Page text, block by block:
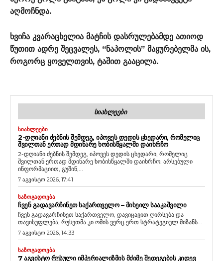
აღმოჩნდა.
ხვიჩა კვარაცხელია მატჩის დასრულებამდე ათიოდ
წუთით ადრე შეცვალეს, “ნაპოლის” მაყურებელმა ის,
როგორც ყოველთვის, ტაშით გააცილა.
ᲡᲘᲐᲮᲚᲔᲔᲑᲘ
ᲡᲘᲐᲮᲚᲔᲔᲑᲘ
2-ᲓᲦᲘᲐᲜᲘ ᲫᲔᲑᲜᲘᲡ ᲨᲔᲛᲓᲔᲒ, ᲘᲞᲝᲕᲔᲡ ᲓᲔᲓᲘᲡ ᲪᲮᲔᲓᲐᲠᲘ, ᲠᲝᲛᲔᲚᲘᲪ
ᲨᲕᲘᲚᲗᲐᲜ ᲔᲠᲗᲐᲓ ᲛᲓᲘᲜᲐᲠᲔ ᲮᲝᲑᲘᲡᲬᲧᲐᲚᲨᲘ ᲓᲐᲘᲮᲠᲩᲝ
2-დღიანი ძებნის შემდეგ, იპოვეს დედის ცხედარი, რომელიც
შვილთან ერთად მდინარე ხობისწყალში დაიხრჩო. არსებული
ინფორმაციით, გუშინ,...
7 აგვისტო 2026, 17:41
ᲡᲐᲖᲝᲒᲐᲓᲝᲔᲑᲐ
ᲩᲕᲔᲜ ᲒᲐᲓᲐᲕᲐᲠᲩᲘᲜᲔᲗ ᲡᲐᲥᲐᲠᲗᲕᲔᲚᲝ – ᲛᲘᲮᲔᲘᲚ ᲡᲐᲐᲙᲐᲨᲕᲘᲚᲘ
ჩვენ გადავარჩინეთ საქართველო, დავიცავით ღირსება და
თავისუფლება, რუსეთმა კი ომის ვერც ერთ სტრატეგიულ მიზანს...
7 აგვისტო 2026, 14:33
ᲡᲐᲖᲝᲒᲐᲓᲝᲔᲑᲐ
7 ᲐᲒᲕᲘᲡᲢᲝ ᲠᲣᲡᲣᲚᲘ ᲘᲛᲞᲔᲠᲘᲐᲚᲘᲖᲛᲘᲡ ᲛᲫᲘᲛᲔ ᲨᲔᲓᲔᲒᲔᲑᲘᲡ ᲙᲘᲓᲔᲕ